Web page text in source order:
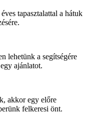
tapasztalattal a hátuk
lehetünk a segítségére
ajánlatot.
akkor egy előre
felkeresi önt.